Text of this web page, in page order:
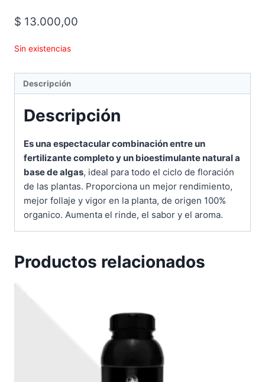
$ 13.000,00
Sin existencias
Descripción
Descripción
Es una espectacular combinación entre un
fertilizante completo y un bioestimulante natural a
base de algas, ideal para todo el ciclo de floración
de las plantas. Proporciona un mejor rendimiento,
mejor follaje y vigor en la planta, de origen 100%
organico. Aumenta el rinde, el sabor y el aroma.
Productos relacionados